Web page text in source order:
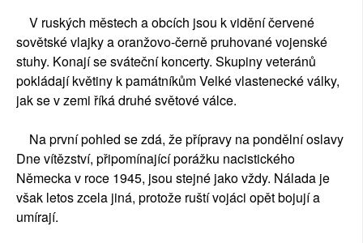
V ruských městech a obcích jsou k vidění červené
sovětské vlajky a oranžovo-černě pruhované vojenské
stuhy. Konají se sváteční koncerty. Skupiny veteránů
pokládají květiny k památníkům Velké vlastenecké války,
jak se v zemi říká druhé světové válce.
Na první pohled se zdá, že přípravy na pondělní oslavy
Dne vítězství, připomínající porážku nacistického
Německa v roce 1945, jsou stejné jako vždy. Nálada je
však letos zcela jiná, protože ruští vojáci opět bojují a
umírají.